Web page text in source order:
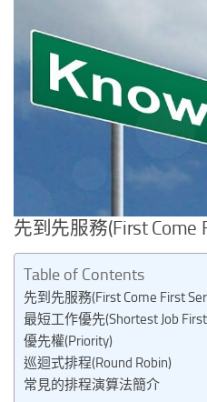
先到先服務(First Come
Table of Contents
先到先服務(First Come First
最短工作優先(Shortest Job
優先權(Priority)
巡迴式排程(Round Robin)
常見的排程演算法簡介